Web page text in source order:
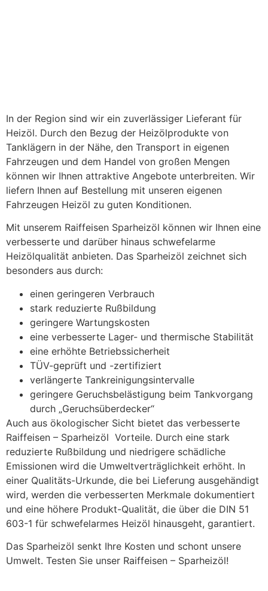
In der Region sind wir ein zuverlässiger Lieferant für
Heizöl. Durch den Bezug der Heizölprodukte von
Tanklägern in der Nähe, den Transport in eigenen
Fahrzeugen und dem Handel von großen Mengen
können wir Ihnen attraktive Angebote unterbreiten. Wir
liefern Ihnen auf Bestellung mit unseren eigenen
Fahrzeugen Heizöl zu guten Konditionen.
Mit unserem Raiffeisen Sparheizöl können wir Ihnen eine
verbesserte und darüber hinaus schwefelarme
Heizölqualität anbieten. Das Sparheizöl zeichnet sich
besonders aus durch:
einen geringeren Verbrauch
stark reduzierte Rußbildung
geringere Wartungskosten
eine verbesserte Lager- und thermische Stabilität
eine erhöhte Betriebssicherheit
TÜV-geprüft und -zertifiziert
verlängerte Tankreinigungsintervalle
geringere Geruchsbelästigung beim Tankvorgang
durch „Geruchsüberdecker“
Auch aus ökologischer Sicht bietet das verbesserte
Raiffeisen – Sparheizöl Vorteile. Durch eine stark
reduzierte Rußbildung und niedrigere schädliche
Emissionen wird die Umweltverträglichkeit erhöht. In
einer Qualitäts-Urkunde, die bei Lieferung ausgehändigt
wird, werden die verbesserten Merkmale dokumentiert
und eine höhere Produkt-Qualität, die über die DIN 51
603-1 für schwefelarmes Heizöl hinausgeht, garantiert.
Das Sparheizöl senkt Ihre Kosten und schont unsere
Umwelt. Testen Sie unser Raiffeisen – Sparheizöl!